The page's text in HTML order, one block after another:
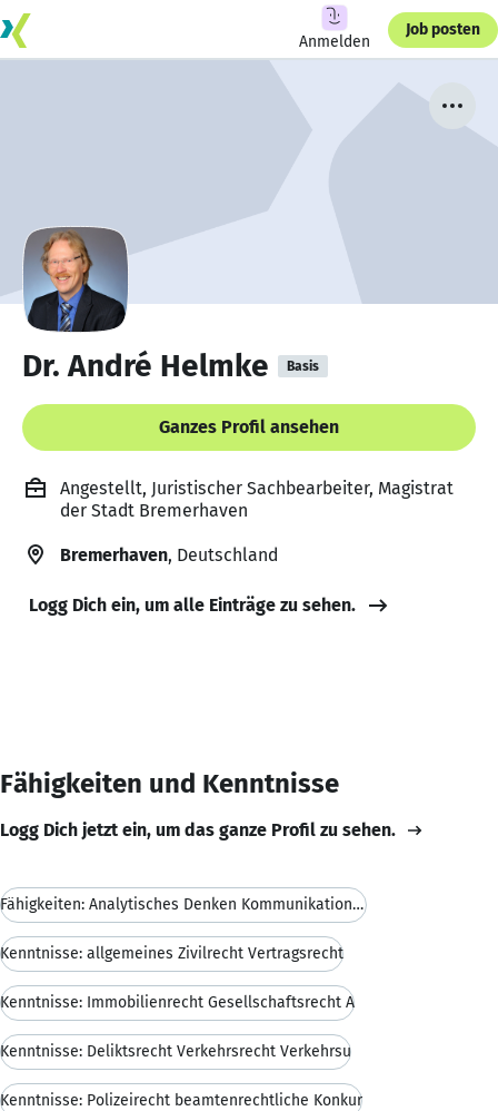
Anmelden
Job posten
Dr. André Helmke Basis
Ganzes Profil ansehen
Angestellt, Juristischer Sachbearbeiter, Magistrat
der Stadt Bremerhaven
Bremerhaven, Deutschland
Logg Dich ein, um alle Einträge zu sehen.
Fähigkeiten und Kenntnisse
Logg Dich jetzt ein, um das ganze Profil zu sehen.
Fähigkeiten: Analytisches Denken Kommunikationsko
Kenntnisse: allgemeines Zivilrecht Vertragsrecht
Kenntnisse: Immobilienrecht Gesellschaftsrecht A
Kenntnisse: Deliktsrecht Verkehrsrecht Verkehrsu
Kenntnisse: Polizeirecht beamtenrechtliche Konkur